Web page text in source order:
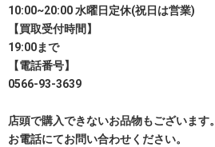
10:00~20:00 水曜日定休(祝日は営業)
【買取受付時間】
19:00まで
【電話番号】
0566-93-3639
店頭で購入できないお品物もございます。
お電話にてお問い合わせください。